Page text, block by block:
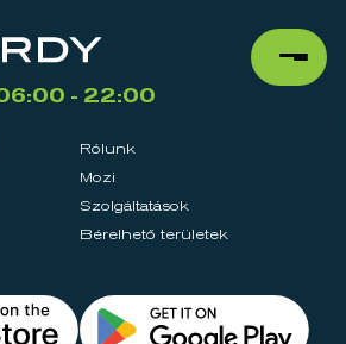
- 22:00
Rólunk
Mozi
Szolgáltatások
Bérelhető területek